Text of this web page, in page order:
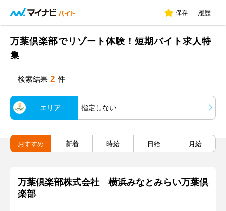
保存 履歴
万葉倶楽部でリゾート体験！短期バイト求人特
集
検索結果 2 件
エリア 指定しない
おすすめ 新着 時給 日給 月給
万葉倶楽部株式会社 横浜みなとみらい万葉倶
楽部